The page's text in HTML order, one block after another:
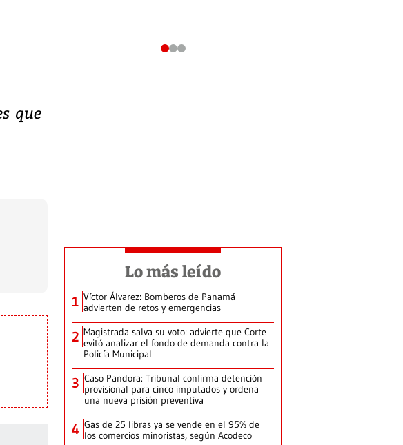
que
Lo más leído
1 Víctor Álvarez: Bomberos de Panamá
advierten de retos y emergencias
2 Magistrada salva su voto: advierte que Corte
evitó analizar el fondo de demanda contra la
Policía Municipal
3 Caso Pandora: Tribunal confirma detención
provisional para cinco imputados y ordena
una nueva prisión preventiva
4 Gas de 25 libras ya se vende en el 95% de
los comercios minoristas, según Acodeco